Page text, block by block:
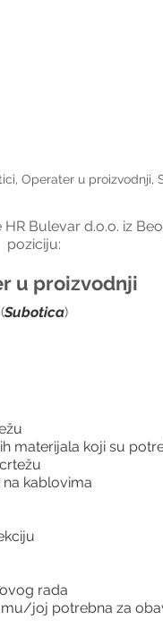
Operater u proizvodnji,
Bulevar d.o.o. iz
poziciju:
u proizvodnji
(Subotica)
materijala koji su
kablovima
rada
joj potrebna za